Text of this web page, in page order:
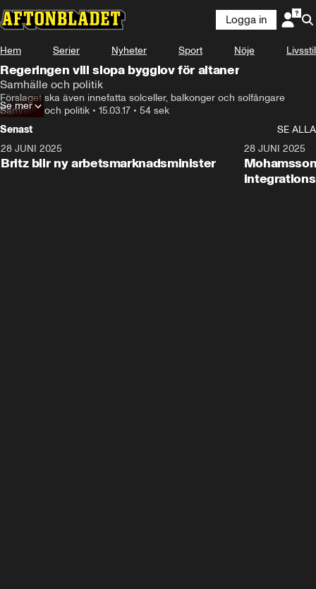
Logga in
Hem Serier Nyheter Sport Nöje Livsstil
Regeringen vill slopa bygglov för altaner
Samhälle och politik
Förslaget ska även innefatta solceller, balkonger och solfångare
Samhälle och politik • 15.03.17 • 54 sek
Se mer
Senast
SE ALLA
28 JUNI 2025
Britz blir ny arbetsmarknadsminister
28 JUNI 2025